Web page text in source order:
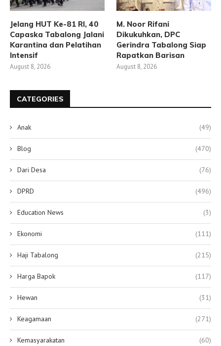
Jelang HUT Ke-81 RI, 40
Capaska Tabalong Jalani
Karantina dan Pelatihan
Intensif
August 8, 2026
M. Noor Rifani
Dikukuhkan, DPC
Gerindra Tabalong Siap
Rapatkan Barisan
August 8, 2026
CATEGORIES
Anak (49)
Blog (470)
Dari Desa (76)
DPRD (496)
Education News (3)
Ekonomi (111)
Haji Tabalong (215)
Harga Bapok (117)
Hewan (31)
Keagamaan (271)
Kemasyarakatan (60)